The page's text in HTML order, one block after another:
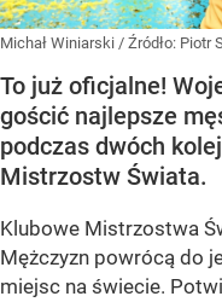
Michał Winiarski / Źródło: Piotr
To już oficjalne!
gościć najlepsze
podczas dwóch
Mistrzostw Świata.
Klubowe Mistrzostwa
Mężczyzn powrócą do
miejsc na świecie.